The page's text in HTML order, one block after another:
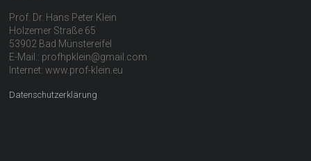
Prof. Dr. Hans Peter Klein
Holzemer Straße 65
53902 Bad Münstereifel
E-Mail.: profhpklein@gmail.com
Internet: www.prof-klein.eu
Datenschutzerklärung